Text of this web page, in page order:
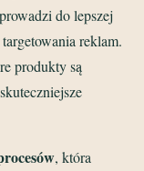
do lepszej
reklam.
produkty są
, która